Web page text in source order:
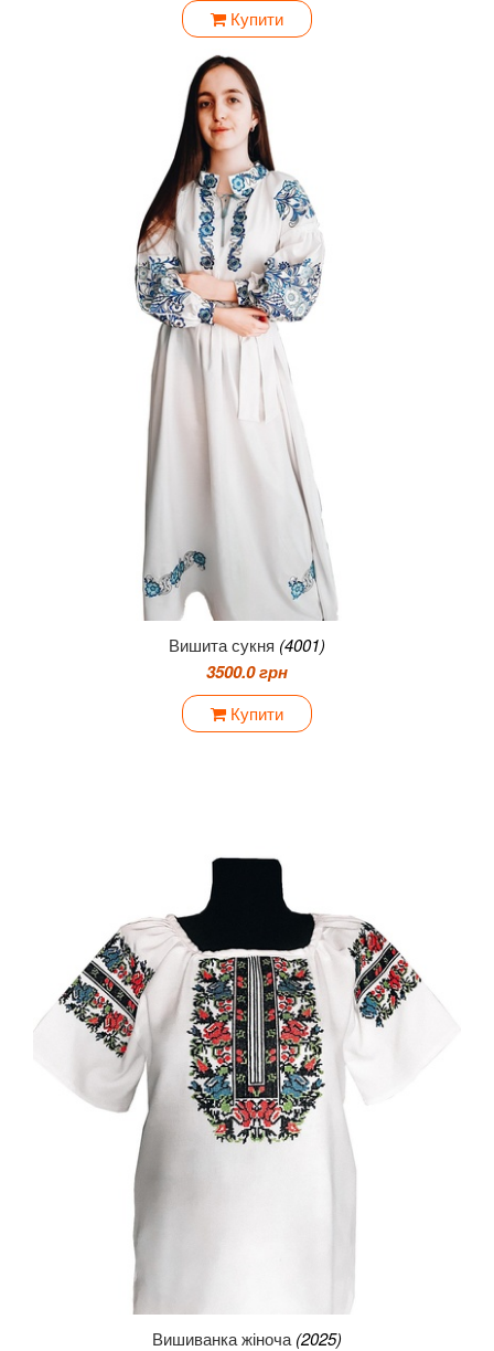
Купити
Вишита сукня (4001)
3500.0 грн
Купити
Вишиванка жіноча (2025)